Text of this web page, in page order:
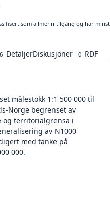
som allmenn tilgang og har
6 DetaljerDiskusjoner 0 RDF
målestokk 1:1 500 000 til
Norge begrenset av
og territorialgrensa i
av N1000
med tanke på
000.